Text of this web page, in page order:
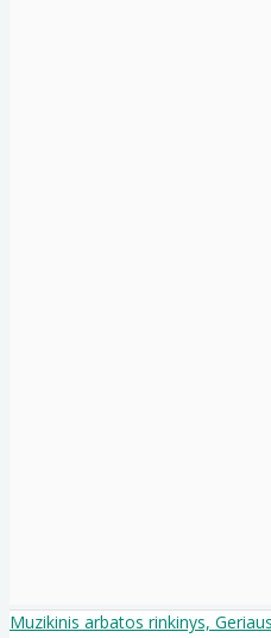
Muzikinis arbatos rinkinys,